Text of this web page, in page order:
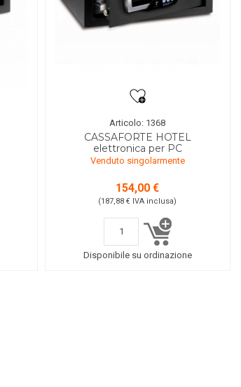
Articolo: 1368
CASSAFORTE HOTEL
elettronica per PC
Venduto singolarmente
154,00 €
(187,88 € IVA inclusa)
Disponibile su ordinazione